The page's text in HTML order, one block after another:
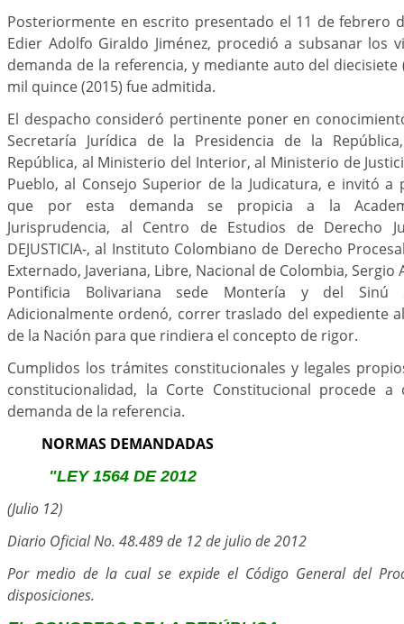
Posteriormente en escrito presentado el 11 de febrero
Edier Adolfo Giraldo Jiménez, procedió a subsanar los
demanda de la referencia, y mediante auto del diecisiete
mil quince (2015) fue admitida.
El despacho consideró pertinente poner en
Secretaría Jurídica de la Presidencia de la
República, al Ministerio del Interior, al Ministerio de
Pueblo, al Consejo Superior de la Judicatura, e invitó
que por esta demanda se propicia a la
Jurisprudencia, al Centro de Estudios de Derecho
DEJUSTICIA-, al Instituto Colombiano de Derecho
Externado, Javeriana, Libre, Nacional de Colombia, Sergio
Pontificia Bolivariana sede Montería y del Sinú
Adicionalmente ordenó, correr traslado del expediente
de la Nación para que rindiera el concepto de rigor.
Cumplidos los trámites constitucionales y legales
constitucionalidad, la Corte Constitucional procede
demanda de la referencia.
NORMAS DEMANDADAS
"LEY 1564 DE 2012
(Julio 12)
Diario Oficial No. 48.489 de 12 de julio de 2012
Por medio de la cual se expide el Código General del
disposiciones.